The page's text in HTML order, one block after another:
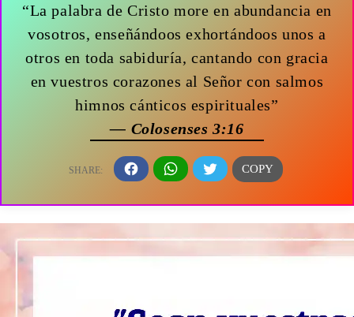
“La palabra de Cristo more en abundancia en
vosotros, enseñándoos exhortándoos unos a
otros en toda sabiduría, cantando con gracia
en vuestros corazones al Señor con salmos
himnos cánticos espirituales”
— Colosenses 3:16